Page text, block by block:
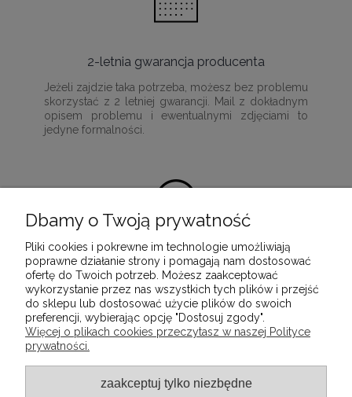
2-letnia gwarancja producenta
Jeżeli zajdzie taka potrzeba, możesz bez problemu
skorzystać z 2 letniej gwarancji. Mail z dokładnym
opisem problemu i ewentualnymi zdjęciami to
jedyne formalności.
100% satysfakcji z zakupu
Ponieważ naszą misją jest dostarczenie
wartościowych i wysokiej jakości produktów, które
służyć będą przez wiele lat.
INFORMACJE
Dbamy o Twoją prywatność
Pliki cookies i pokrewne im technologie umożliwiają
poprawne działanie strony i pomagają nam dostosować
ofertę do Twoich potrzeb. Możesz zaakceptować
wykorzystanie przez nas wszystkich tych plików i przejść
do sklepu lub dostosować użycie plików do swoich
preferencji, wybierając opcję "Dostosuj zgody".
Więcej o plikach cookies przeczytasz w naszej Polityce
prywatności.
zaakceptuj tylko niezbędne